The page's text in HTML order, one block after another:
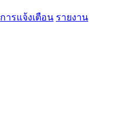
การแจ้งเตือน รายงาน